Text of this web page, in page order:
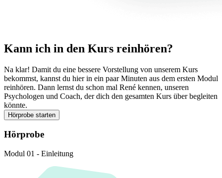
Kann ich in den Kurs reinhören?
Na klar! Damit du eine bessere Vorstellung von unserem Kurs
bekommst, kannst du hier in ein paar Minuten aus dem ersten Modul
reinhören. Dann lernst du schon mal René kennen, unseren
Psychologen und Coach, der dich den gesamten Kurs über begleiten
könnte.
Hörprobe starten
Hörprobe
Modul 01 - Einleitung